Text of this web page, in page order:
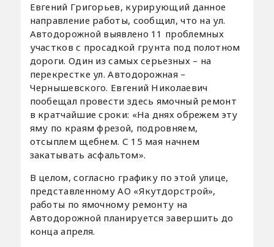
Евгений Григорьев, курирующий данное
направление работы, сообщил, что на ул.
Автодорожной выявлено 11 проблемных
участков с просадкой грунта под полотном
дороги. Один из самых серьезных – на
перекрестке ул. Автодорожная –
Чернышевского. Евгений Николаевич
пообещал провести здесь ямочный ремонт
в кратчайшие сроки: «На днях обрежем эту
яму по краям фрезой, подровняем,
отсыплем щебнем. С 15 мая начнем
закатывать асфальтом».
В целом, согласно графику по этой улице,
представленному АО «Якутдорстрой»,
работы по ямочному ремонту на
Автодорожной планируется завершить до
конца апреля.